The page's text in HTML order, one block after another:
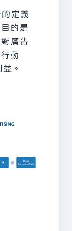
定義
的是
廣告
動
。